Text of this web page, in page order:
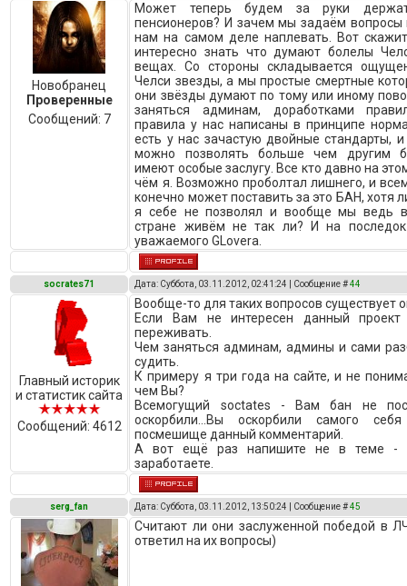
Новобранец
Проверенные
Сообщений: 7
Может теперь будем за руки
пенсионеров? И зачем мы задаём вопросы
нам на самом деле наплевать. Вот
интересно знать что думают болелы
вещах. Со стороны складывается
Челси звезды, а мы простые смертные
они звёзды думают по тому или иному
заняться админам, доработками
правила у нас написаны в принципе
есть у нас зачастую двойные стандарты,
можно позволять больше чем другим
имеют особые заслугу. Все кто давно на
чём я. Возможно проболтал лишнего, и
конечно может поставить за это БАН, хотя
я себе не позволял и вообще мы ведь в
стране живём не так ли? И на
уважаемого GLoverа.
socrates71 Дата: Суббота, 03.11.2012, 02:41:24 | Сообщение #44
Главный историк
и статистик сайта
Сообщений: 4612
Вообще-то для таких вопросов существует
Если Вам не интересен данный
переживать.
Чем заняться админам, админы и сами
судить.
К примеру я три года на сайте, и не
чем Вы?
Всемогущий soctates - Вам бан не
оскорбили...Вы оскорбили самого
посмешище данный комментарий.
А вот ещё раз напишите не в теме -
заработаете.
serg_fan Дата: Суббота, 03.11.2012, 13:50:24 | Сообщение #45
Считают ли они заслуженной победой в
ответил на их вопросы)